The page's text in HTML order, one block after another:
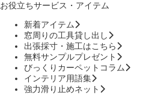
お役立ちサービス・アイテム
新着アイテム
窓周りの工具貸し出し
出張採寸・施工はこちら
無料サンプルプレゼント
びっくりカーペットコラム
インテリア用語集
強力滑り止めネット